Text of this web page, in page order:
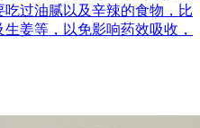
过油腻以及辛辣的食物，比
姜等，以免影响药效吸收，